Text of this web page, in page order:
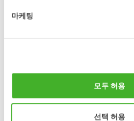
마케팅
모두 허용
선택 허용
debut with live
third-generation
and award-winning
technology